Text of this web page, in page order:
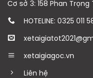
Cơ sở 3: 158 Phan Trọng
HOTELINE: 0325 011
xetaigiagoc.vn
Liên hệ